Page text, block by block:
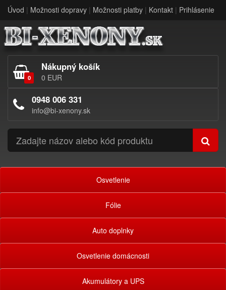
Úvod | Možnosti dopravy | Možnosti platby | Kontakt | Prihlásenie
0
Nákupný košík
0 EUR
0948 006 331
info@bi-xenony.sk
Osvetlenie
Fólie
Auto doplnky
Osvetlenie domácnosti
Akumulátory a UPS